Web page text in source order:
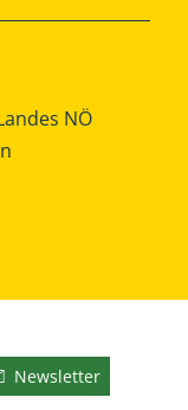
NÖ
den Sie
Newsletter